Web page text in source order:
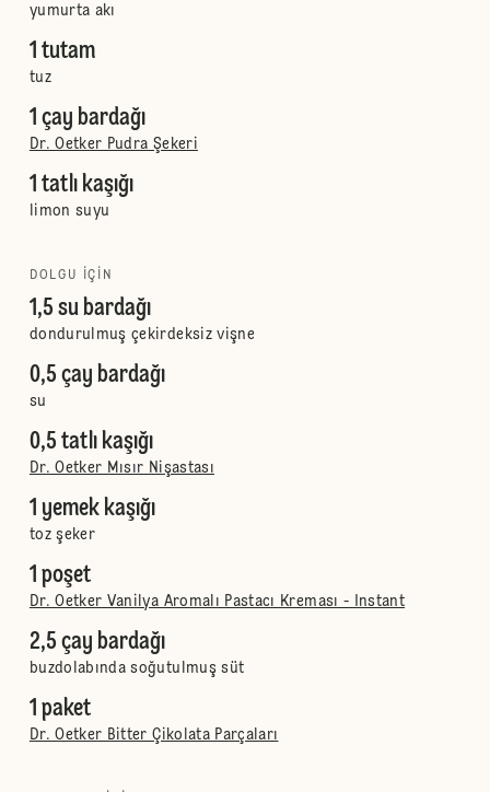
yumurta akı
1 tutam
tuz
1 çay bardağı
Dr. Oetker Pudra Şekeri
1 tatlı kaşığı
limon suyu
DOLGU IÇIN
1,5 su bardağı
dondurulmuş çekirdeksiz vişne
0,5 çay bardağı
su
0,5 tatlı kaşığı
Dr. Oetker Mısır Nişastası
1 yemek kaşığı
toz şeker
1 poşet
Dr. Oetker Vanilya Aromalı Pastacı Kreması - Instant
2,5 çay bardağı
buzdolabında soğutulmuş süt
1 paket
Dr. Oetker Bitter Çikolata Parçaları